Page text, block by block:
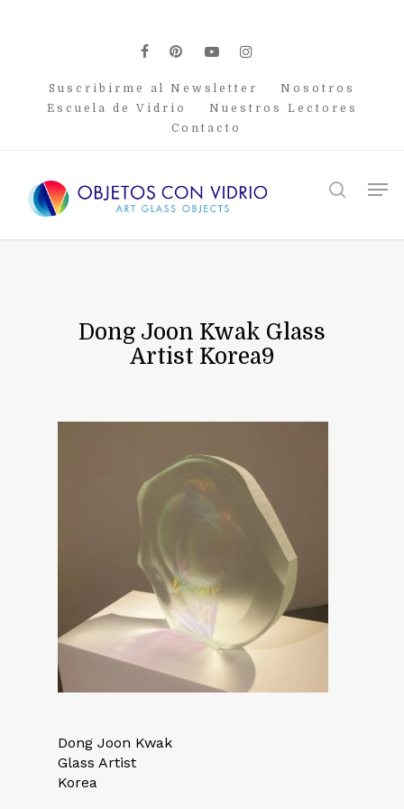
facebook
pinterest
youtubeinstagram
Suscribirme al Newsletter
Nosotros
Escuela de Vidrio
Nuestros Lectores
Contacto
search
Dong Joon Kwak Glass
Artist Korea9
Dong Joon Kwak
Glass Artist
Korea